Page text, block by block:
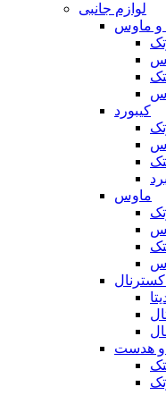
لوازم جانبی
و ماوس
کیبورد
ماوس
و هدست